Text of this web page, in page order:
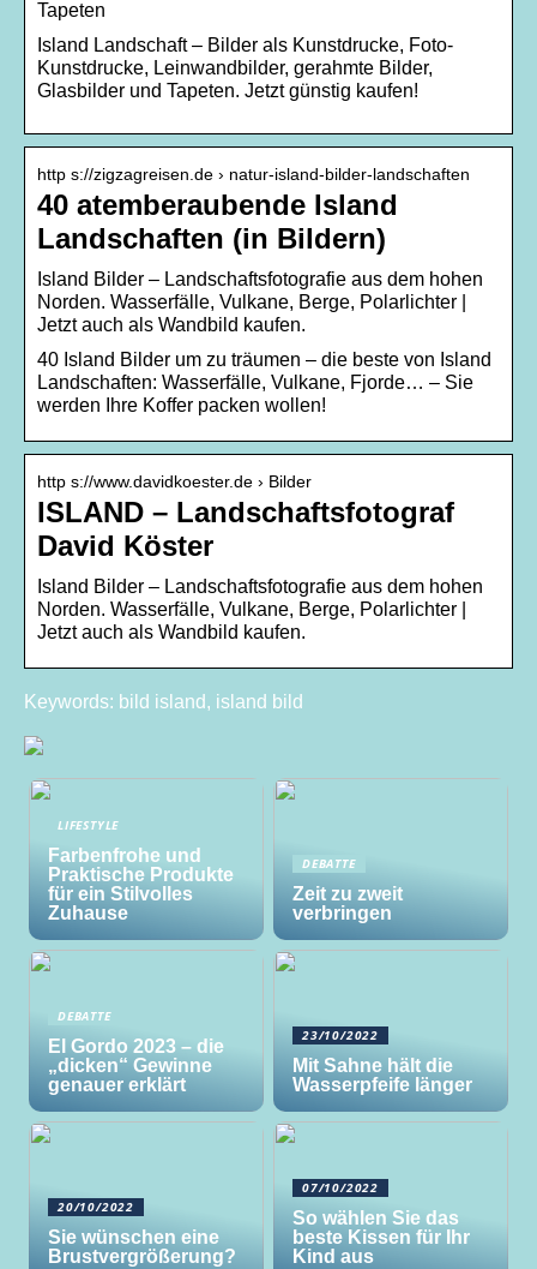
Tapeten
Island Landschaft – Bilder als Kunstdrucke, Foto-
Kunstdrucke, Leinwandbilder, gerahmte Bilder,
Glasbilder und Tapeten. Jetzt günstig kaufen!
http s://zigzagreisen.de › natur-island-bilder-landschaften
40 atemberaubende Island
Landschaften (in Bildern)
Island Bilder – Landschaftsfotografie aus dem hohen
Norden. Wasserfälle, Vulkane, Berge, Polarlichter |
Jetzt auch als Wandbild kaufen.
40 Island Bilder um zu träumen – die beste von Island
Landschaften: Wasserfälle, Vulkane, Fjorde… – Sie
werden Ihre Koffer packen wollen!
http s://www.davidkoester.de › Bilder
ISLAND – Landschaftsfotograf
David Köster
Island Bilder – Landschaftsfotografie aus dem hohen
Norden. Wasserfälle, Vulkane, Berge, Polarlichter |
Jetzt auch als Wandbild kaufen.
Keywords: bild island, island bild
LIFESTYLE
Farbenfrohe und
Praktische Produkte
für ein Stilvolles
Zuhause
DEBATTE
Zeit zu zweit
verbringen
DEBATTE
El Gordo 2023 – die
„dicken“ Gewinne
genauer erklärt
23/10/2022
Mit Sahne hält die
Wasserpfeife länger
20/10/2022
Sie wünschen eine
Brustvergrößerung?
07/10/2022
So wählen Sie das
beste Kissen für Ihr
Kind aus